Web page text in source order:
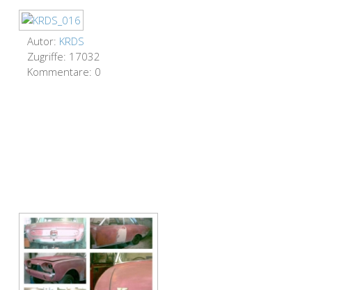
Autor: KRDS
Zugriffe: 17032
Kommentare: 0